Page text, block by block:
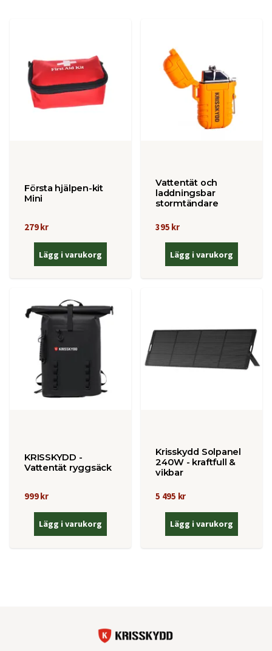
Första hjälpen-kit
Mini
279 kr
Lägg i varukorg
Vattentät och
laddningsbar
stormtändare
395 kr
Lägg i varukorg
KRISSKYDD -
Vattentät ryggsäck
999 kr
Lägg i varukorg
Krisskydd Solpanel
240W - kraftfull &
vikbar
5 495 kr
Lägg i varukorg